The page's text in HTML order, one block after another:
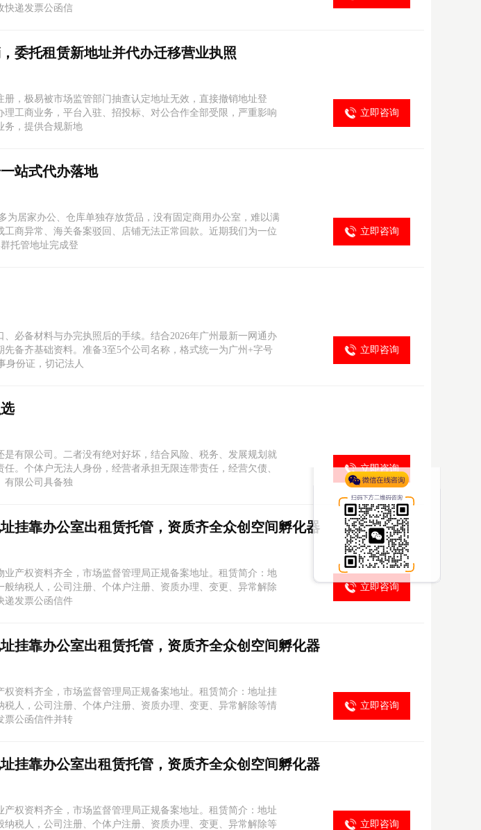
快递发票公函信
委托租赁新地址并代办迁移营业执照
，极易被市场监管部门抽查认定地址无效，直接撤销地址登
工商业务，平台入驻、招投标、对公合作全部受限，严重影响
务，提供合规新地
立即咨询
站式代办落地
为居家办公、仓库单独存放货品，没有固定商用办公室，难以满
商异常、海关备案驳回、店铺无法正常回款。近期我们为一位
托管地址完成登
立即咨询
必备材料与办完执照后的手续。结合2026年广州最新一网通办
备齐基础资料。准备3至5个公司名称，格式统一为广州+字号
身份证，切记法人
立即咨询
有限公司。二者没有绝对好坏，结合风险、税务、发展规划就
。个体户无法人身份，经营者承担无限连带责任，经营欠债、
有限公司具备独
立即咨询
挂靠办公室出租赁托管，资质齐全众创空间孵化器
产权资料齐全，市场监督管理局正规备案地址。租赁简介：地
纳税人，公司注册、个体户注册、资质办理、变更、异常解除
递发票公函信件
立即咨询
挂靠办公室出租赁托管，资质齐全众创空间孵化器
资料齐全，市场监督管理局正规备案地址。租赁简介：地址挂
人，公司注册、个体户注册、资质办理、变更、异常解除等情
票公函信件并转
立即咨询
挂靠办公室出租赁托管，资质齐全众创空间孵化器
权资料齐全，市场监督管理局正规备案地址。租赁简介：地址
税人，公司注册、个体户注册、资质办理、变更、异常解除等
立即咨询